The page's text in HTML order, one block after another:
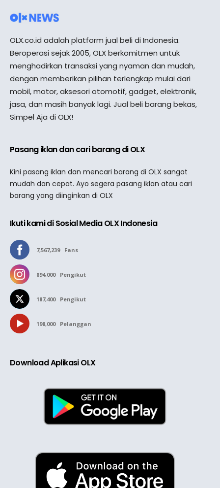
OLX.co.id adalah platform jual beli di Indonesia.
Beroperasi sejak 2005, OLX berkomitmen untuk
menghadirkan transaksi yang nyaman dan mudah,
dengan memberikan pilihan terlengkap mulai dari
mobil, motor, aksesori otomotif, gadget, elektronik,
jasa, dan masih banyak lagi. Jual beli barang bekas,
Simpel Aja di OLX!
Pasang iklan dan cari barang di OLX
Kini pasang iklan dan mencari barang di OLX sangat
mudah dan cepat. Ayo segera pasang iklan atau cari
barang yang diinginkan di OLX
Ikuti kami di Sosial Media OLX Indonesia
7,567,239 Fans
894,000 Pengikut
187,400 Pengikut
198,000 Pelanggan
Download Aplikasi OLX